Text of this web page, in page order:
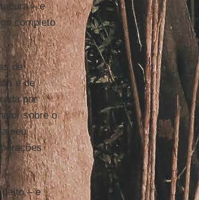
– e
completo
de
e de
por
sobre o
seu
peito – e